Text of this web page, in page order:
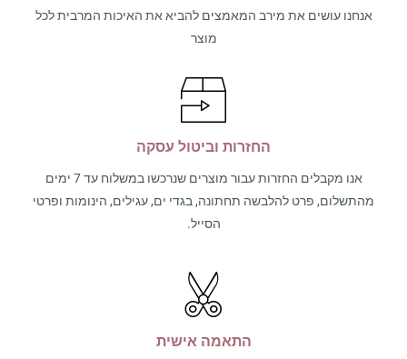
אנחנו עושים את מירב המאמצים להביא את האיכות המרבית לכל
מוצר
החזרות וביטול עסקה
אנו מקבלים החזרות עבור מוצרים שנרכשו במשלוח עד 7 ימים
מהתשלום, פרט להלבשה תחתונה, בגדי ים, עגילים, הינומות ופרטי
הסייל.
התאמה אישית